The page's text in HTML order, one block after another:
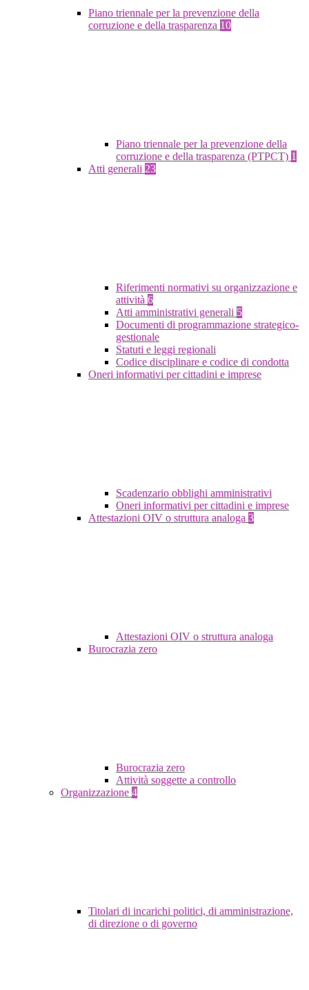
Piano triennale per la prevenzione della
corruzione e della trasparenza 10
Piano triennale per la prevenzione della
corruzione e della trasparenza (PTPCT) 1
Atti generali 23
Riferimenti normativi su organizzazione e
attività 6
Atti amministrativi generali 5
Documenti di programmazione strategico-
gestionale
Statuti e leggi regionali
Codice disciplinare e codice di condotta
Oneri informativi per cittadini e imprese
Scadenzario obblighi amministrativi
Oneri informativi per cittadini e imprese
Attestazioni OIV o struttura analoga 3
Attestazioni OIV o struttura analoga
Burocrazia zero
Burocrazia zero
Attività soggette a controllo
Organizzazione 4
Titolari di incarichi politici, di amministrazione,
di direzione o di governo